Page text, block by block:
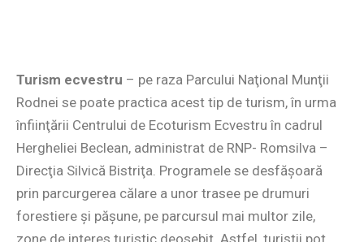
Turism ecvestru – pe raza Parcului Naţional Munţii
Rodnei se poate practica acest tip de turism, în urma
înfiinţării Centrului de Ecoturism Ecvestru în cadrul
Hergheliei Beclean, administrat de RNP- Romsilva –
Direcţia Silvică Bistriţa. Programele se desfăşoară
prin parcurgerea călare a unor trasee pe drumuri
forestiere şi păşune, pe parcursul mai multor zile,
zone de interes turistic deosebit. Astfel, turiştii pot